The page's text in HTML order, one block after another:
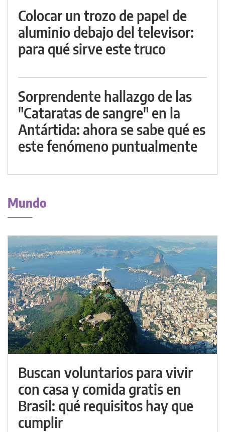
Colocar un trozo de papel de
aluminio debajo del televisor:
para qué sirve este truco
Sorprendente hallazgo de las
"Cataratas de sangre" en la
Antártida: ahora se sabe qué es
este fenómeno puntualmente
Mundo
Buscan voluntarios para vivir
con casa y comida gratis en
Brasil: qué requisitos hay que
cumplir